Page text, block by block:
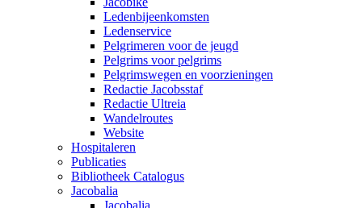
Ledenbijeenkomsten
Ledenservice
Pelgrimeren voor de jeugd
Pelgrims voor pelgrims
Pelgrimswegen en voorzieningen
Redactie Jacobsstaf
Redactie Ultreia
Wandelroutes
Website
Hospitaleren
Publicaties
Bibliotheek Catalogus
Jacobalia
Jacobalia